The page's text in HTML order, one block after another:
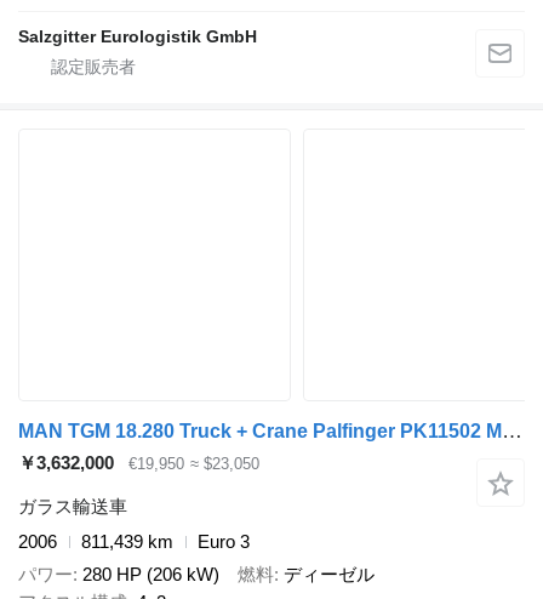
Salzgitter Eurologistik GmbH
MAN TGM 18.280 Truck + Crane Palfinger PK11502 Manual Gearbox Full S
￥3,632,000 €19,950 ≈ $23,050
ガラス輸送車
2006
811,439 km
Euro 3
パワー 280 HP (206 kW) 燃料 ディーゼル